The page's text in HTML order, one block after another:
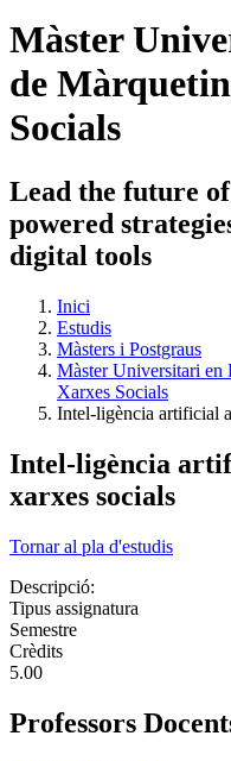
Màster
de
Socials
Lead the future
powered
digital tools
Inici
Estudis
Màsters i Postgraus
Màster Universitari
Xarxes Socials
Intel-ligència artificial
Intel-ligència
xarxes socials
Tornar al pla d'estudis
Descripció:
Tipus assignatura
Semestre
Crèdits
5.00
Professors